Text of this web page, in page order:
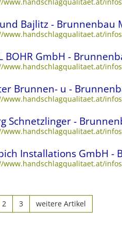
Bajlitz - Brunnenbau
www.handschlagqualitaet.at/
BOHR GmbH -
www.handschlagqualitaet.at/
Brunnen- u -
www.handschlagqualitaet.at/
Schnetzlinger -
www.handschlagqualitaet.at/
Installations GmbH -
www.handschlagqualitaet.at/
2 3 weitere Artikel